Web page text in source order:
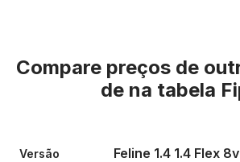
Compare preços de
de na tabela
Versão Feline 1.4 1.4 Flex 8v